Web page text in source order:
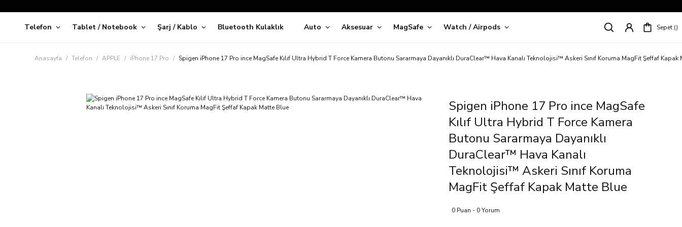
Siparişleriniz
5 İş Günü İçerisinde Kargoda!
Kapıda Ödeme Kolaylığı, Kredi Kartı ile Taksitli Hızlı ve Güvenli Alışveriş!
Süper İndirimli Fiyatlar
Telefon Tablet / Notebook Şarj / Kablo Bluetooth Kulaklık Auto Aksesuar MagSafe Watch / Airpods Sepet
Anasayfa Telefon APPLE iPhone 17 Pro Spigen iPhone 17 Pro ince MagSafe Kılıf Ultra Hybrid T Force Kamera Butonu Sararmaya Dayanıklı DuraClear™ Hava Kanalı Teknolojisi™ Askeri Sınıf Koruma MagFit Şeffaf Kapak
Spigen iPhone 17 Pro ince MagSafe
Kılıf Ultra Hybrid T Force Kamera
Butonu Sararmaya Dayanıklı
DuraClear™ Hava Kanalı
Teknolojisi™ Askeri Sınıf Koruma
MagFit Şeffaf Kapak Matte Blue
0 Puan - 0 Yorum